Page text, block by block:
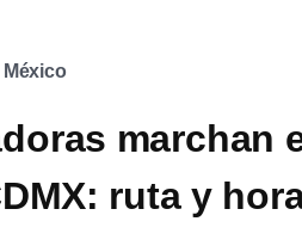
México
marchan
ruta y